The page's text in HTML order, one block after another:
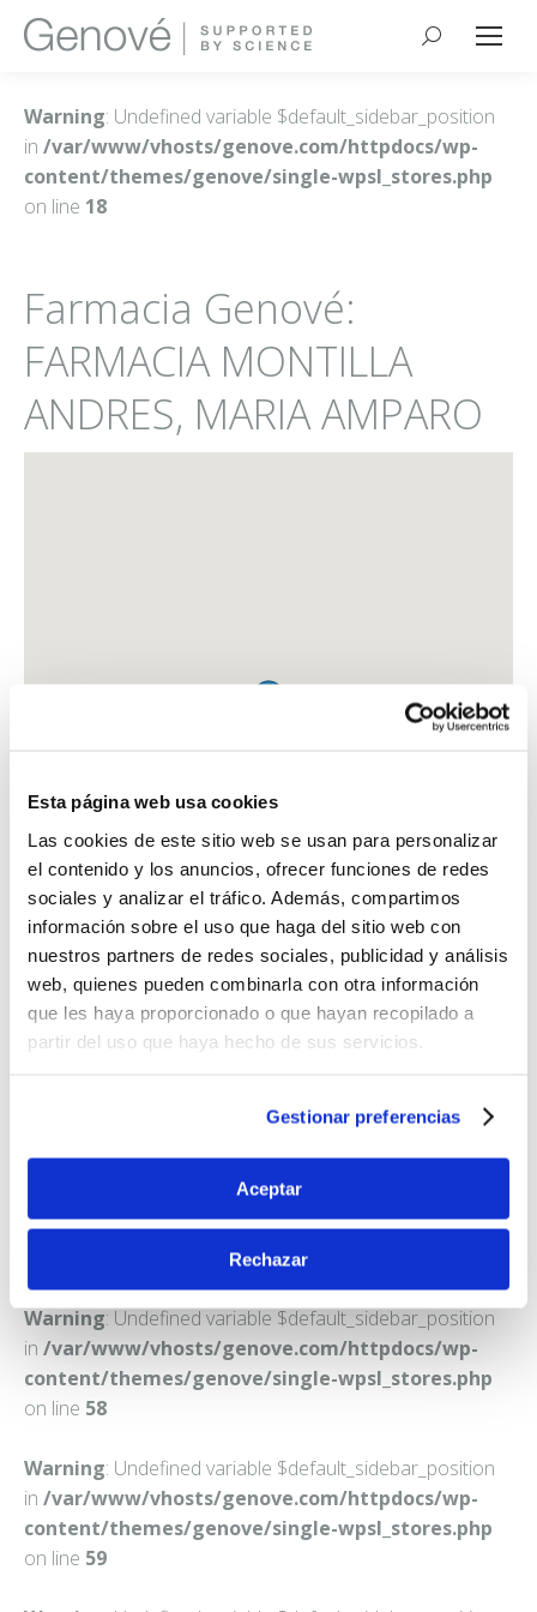
Esta página web usa cookies
Las cookies de este sitio web se usan para personalizar
el contenido y los anuncios, ofrecer funciones de redes
sociales y analizar el tráfico. Además, compartimos
información sobre el uso que haga del sitio web con
nuestros partners de redes sociales, publicidad y análisis
web, quienes pueden combinarla con otra información
que les haya proporcionado o que hayan recopilado a
partir del uso que haya hecho de sus servicios.
Gestionar preferencias
Aceptar
Rechazar
Buscar:
Warning: Undefined variable $default_sidebar_position
in /var/www/vhosts/genove.com/httpdocs/wp-
content/themes/genove/single-wpsl_stores.php
on line 18
Farmacia Genové:
FARMACIA MONTILLA
ANDRES, MARIA AMPARO
FARMACIA MONTILLA ANDRES, MARIA AMPARO
CAM. CHASNA, 313
Warning: Undefined variable $default_sidebar_position
in /var/www/vhosts/genove.com/httpdocs/wp-
content/themes/genove/single-wpsl_stores.php
on line 58
Warning: Undefined variable $default_sidebar_position
in /var/www/vhosts/genove.com/httpdocs/wp-
content/themes/genove/single-wpsl_stores.php
on line 59